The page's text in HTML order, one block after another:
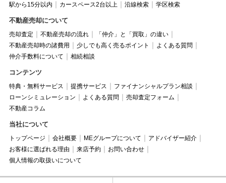
駅から15分以内
カースペース2台以上 沿線検索 学区検索
不動産売却について
売却査定 不動産売却の流れ
「仲介」と「買取」の違い
不動産売却時の諸費用
少しでも高く売るポイント
よくある質問
仲介手数料について
相続相談
コンテンツ
特典・無料サービス 提携サービス
ファイナンシャルプラン相談
ローンシミュレーション
よくある質問
売却査定フォーム
不動産コラム
当社について
トップページ 会社概要 MEグループについて
アドバイザー紹介
お客様に選ばれる理由
来店予約
お問い合わせ
個人情報の取扱いについて